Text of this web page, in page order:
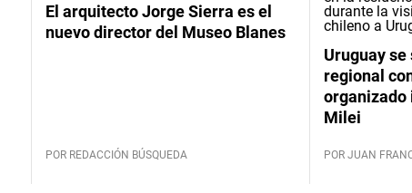
El arquitecto Jorge Sierra es el
nuevo director del Museo Blanes
POR REDACCIÓN BÚSQUEDA
Uruguay se
regional
organizado
Milei
POR JUAN